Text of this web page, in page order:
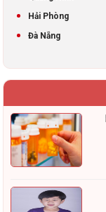
Hải Phòng
Đà Nẵng